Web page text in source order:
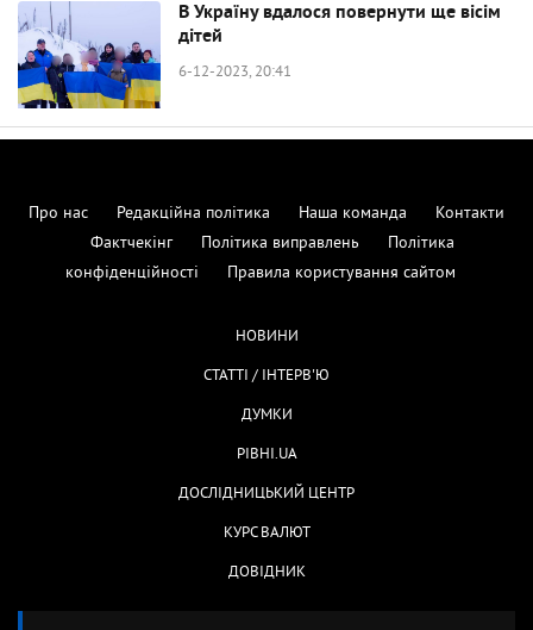
В Україну вдалося повернути ще вісім
дітей
6-12-2023, 20:41
Про нас Редакційна політика Наша команда
Контакти
Фактчекінг
Політика виправлень
Політика
конфіденційності
Правила користування сайтом
НОВИНИ
СТАТТІ / ІНТЕРВ'Ю
ДУМКИ
РІВНІ.UA
ДОСЛІДНИЦЬКИЙ ЦЕНТР
КУРС ВАЛЮТ
ДОВІДНИК